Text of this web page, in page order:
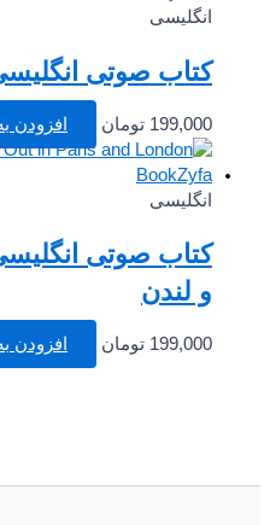
انگلیسی
کتاب صوتی انگلیسی
199,000 تومان افزودن به
انگلیسی
کتاب صوتی
و لندن
199,000 تومان افزودن به